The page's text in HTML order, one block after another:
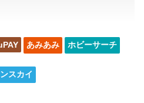
あみあみ ホビーサーチ
スカイ